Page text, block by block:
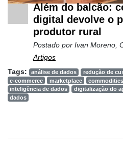
Além do balcão:
digital devolve o
produtor rural
Postado por Ivan Moreno,
Artigos
Tags: análise de dados
redução de
e-commerce
marketplace
commodities
inteligência de dados
digitalização do
dados